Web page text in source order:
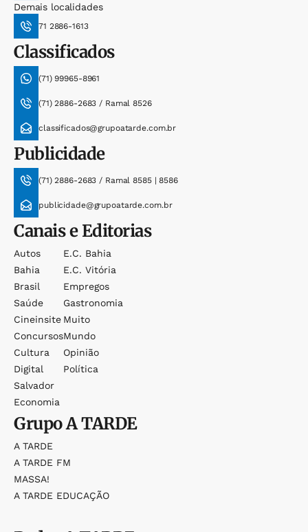
Demais localidades
71 2886-1613
Classificados
(71) 99965-8961
(71) 2886-2683 / Ramal 8526
classificados@grupoatarde.com.br
Publicidade
(71) 2886-2683 / Ramal 8585 | 8586
publicidade@grupoatarde.com.br
Canais e Editorias
Autos
Bahia
Brasil
Saúde
Cineinsite
Concursos
Cultura
Digital
Salvador
Economia
E.c. Bahia
E.c. Vitória
Empregos
Gastronomia
Muito
Mundo
Opinião
Política
GrupoA TARDE
A TARDE
A TARDE FM
MASSA!
A TARDE EDUCAÇÃO